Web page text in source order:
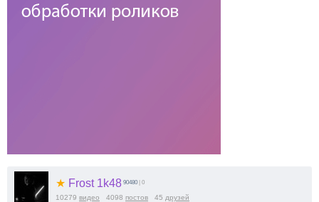
★ Frost 1k48 90480 | 0
10279 видео 4098 постов 45 друзей